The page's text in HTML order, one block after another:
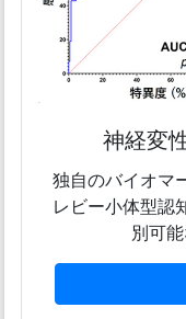
神経変
独自のバイオマ
レビー小体型認
別可